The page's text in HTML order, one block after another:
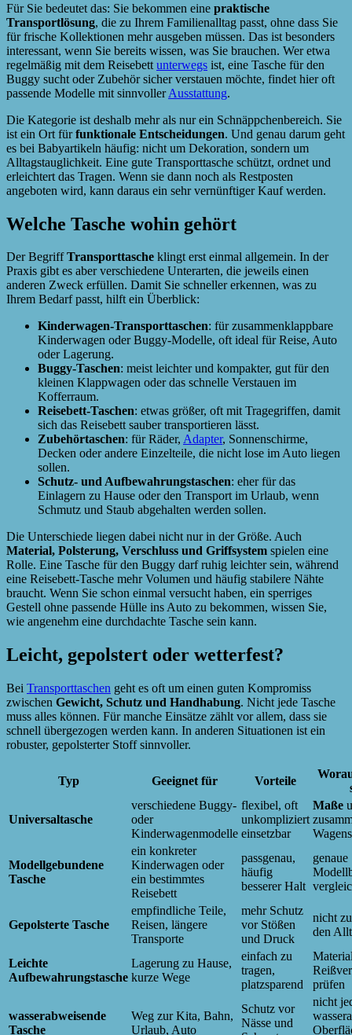
Für Sie bedeutet das: Sie bekommen eine praktische
Transportlösung, die zu Ihrem Familienalltag passt, ohne dass Sie
für frische Kollektionen mehr ausgeben müssen. Das ist besonders
interessant, wenn Sie bereits wissen, was Sie brauchen. Wer etwa
regelmäßig mit dem Reisebett unterwegs ist, eine Tasche für den
Buggy sucht oder Zubehör sicher verstauen möchte, findet hier oft
passende Modelle mit sinnvollerAusstattung.
Die Kategorie ist deshalb mehr als nur ein Schnäppchenbereich. Sie
ist ein Ort fürfunktionale Entscheidungen. Und genau darum geht
es bei Babyartikeln häufig: nicht um Dekoration, sondern um
Alltagstauglichkeit. Eine gute Transporttasche schützt, ordnet und
erleichtert das Tragen. Wenn sie dann noch als Restposten
angeboten wird, kann daraus ein sehr vernünftiger Kauf werden.
Welche Tasche wohin gehört
Der BegriffTransporttasche klingt erst einmal allgemein. In der
Praxis gibt es aber verschiedene Unterarten, die jeweils einen
anderen Zweck erfüllen. Damit Sie schneller erkennen, was zu
Ihrem Bedarf passt, hilft ein Überblick:
Kinderwagen-Transporttaschen: für zusammenklappbare
Kinderwagen oder Buggy-Modelle, oft ideal für Reise, Auto
oder Lagerung.
Buggy-Taschen: meist leichter und kompakter, gut für den
kleinen Klappwagen oder das schnelle Verstauen im
Kofferraum.
Reisebett-Taschen: etwas größer, oft mit Tragegriffen, damit
sich das Reisebett sauber transportieren lässt.
Zubehörtaschen: für Räder, Adapter, Sonnenschirme,
Decken oder andere Einzelteile, die nicht lose im Auto liegen
sollen.
Schutz- und Aufbewahrungstaschen: eher für das
Einlagern zu Hause oder den Transport im Urlaub, wenn
Schmutz und Staub abgehalten werden sollen.
Die Unterschiede liegen dabei nicht nur in der Größe. Auch
Material, Polsterung, Verschluss und Griffsystem spielen eine
Rolle. Eine Tasche für den Buggy darf ruhig leichter sein, während
eine Reisebett-Tasche mehr Volumen und häufig stabilere Nähte
braucht. Wenn Sie schon einmal versucht haben, ein sperriges
Gestell ohne passende Hülle ins Auto zu bekommen, wissen Sie,
wie angenehm eine durchdachte Tasche sein kann.
Leicht, gepolstert oder wetterfest?
Bei Transporttaschen geht es oft um einen guten Kompromiss
zwischen Gewicht, Schutz und Handhabung. Nicht jede Tasche
muss alles können. Für manche Einsätze zählt vor allem, dass sie
schnell übergezogen werden kann. In anderen Situationen ist ein
robuster, gepolsterter Stoff sinnvoller.
Typ Geeignet für Vorteile
Universaltasche
verschiedene Buggy-
oder
Kinderwagenmodelle
flexibel, oft
unkompliziert
einsetzbar
Maße
Modellgebundene
Tasche
ein konkreter
Kinderwagen oder
ein bestimmtes
Reisebett
passgenau,
häufig
besserer Halt
genaue
Gepolsterte Tasche
empfindliche Teile,
Reisen, längere
Transporte
mehr Schutz
vor Stößen
und Druck
nicht
den
Leichte
Aufbewahrungstasche
Lagerung zu Hause,
kurze Wege
einfach zu
tragen,
platzsparend
prüfen
wasserabweisende
Tasche
Weg zur Kita, Bahn,
Urlaub, Auto
Schutz vor
Nässe und
nicht